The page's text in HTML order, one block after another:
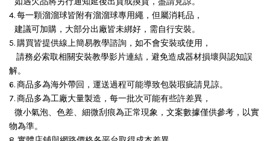
4. 每一顆溜溜球皆附有溜溜球專用繩，但屬消耗品，
建議可加購，大部分出廠皆未綁好，需自行安裝。
5. 購買皆提供線上簡易教學諮詢，如不會安裝或使用，
請務必索取相關安裝教學影片連結，避免造成器材損壞與認知誤
解。
6. 商品多為海外帶回，運送過程可能導致包裝瑕疵請見諒。
7. 商品多為工廠大量製造，每一批次可能有些許差異，
微小氣泡、色差、細微刮痕為正常現象，文案數據僅供參考，以實
物為準。